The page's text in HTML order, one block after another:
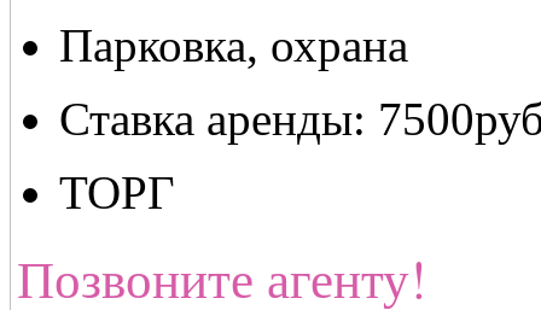
Парковка, охрана
Ставка аренды:
ТОРГ
Позвоните агенту!